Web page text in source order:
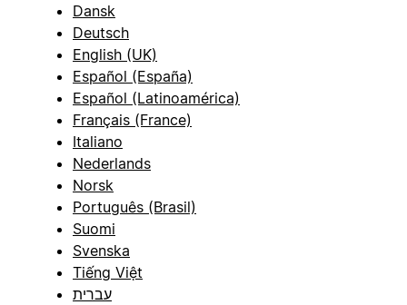
Dansk
Deutsch
English (UK)
Español (España)
Español (Latinoamérica)
Français (France)
Italiano
Nederlands
Norsk
Português (Brasil)
Suomi
Svenska
Tiếng Việt
עברית